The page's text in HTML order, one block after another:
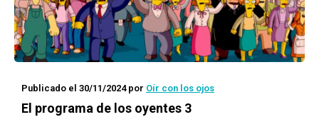
Publicado el 30/11/2024por Oír con los ojos
El programa de los oyentes 3